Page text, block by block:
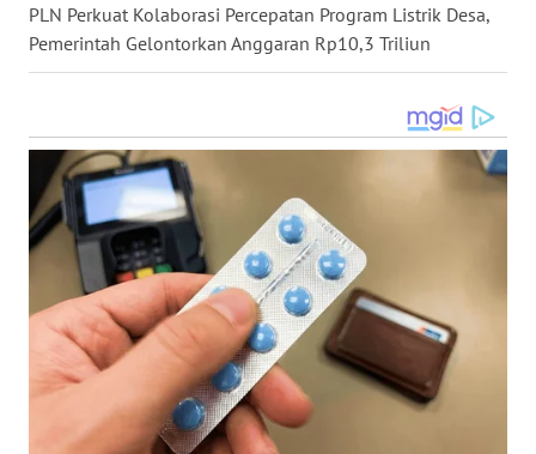
PLN Perkuat Kolaborasi Percepatan Program Listrik Desa,
Pemerintah Gelontorkan Anggaran Rp10,3 Triliun
WN
TANJUNG
KARO
WN
SIMALUNGUN
WN
LABUHANBATU
WN
TAPANULI
TENGAH